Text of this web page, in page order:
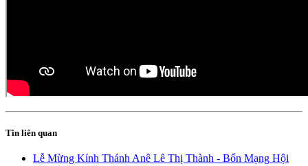
Tin liên quan
Lễ Mừng Kính Thánh Anê Lê Thị Thành - Bổn Mạng Hội